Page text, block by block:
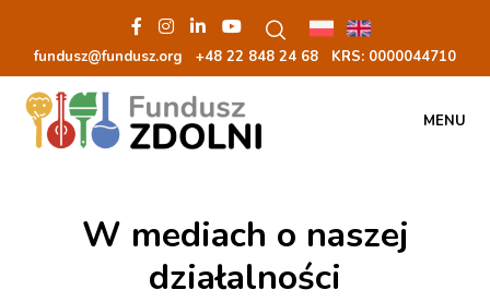
fundusz@fundusz.org +48 22 848 24 68 KRS: 0000044710
MENU
W mediach o naszej
działalności